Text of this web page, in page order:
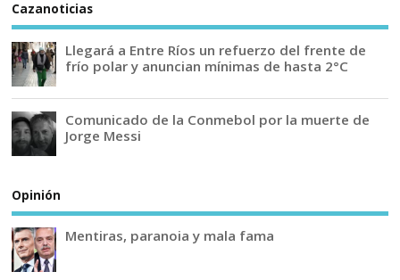
Cazanoticias
Llegará a Entre Ríos un refuerzo del frente de
frío polar y anuncian mínimas de hasta 2°C
Comunicado de la Conmebol por la muerte de
Jorge Messi
Opinión
Mentiras, paranoia y mala fama